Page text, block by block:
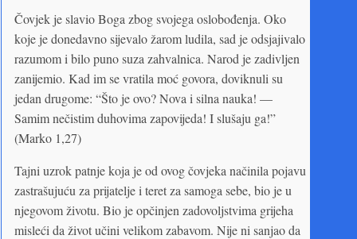
Čovjek je slavio Boga zbog svojega oslobođenja. Oko
koje je donedavno sijevalo žarom ludila, sad je odsjajivalo
razumom i bilo puno suza zahvalnica. Narod je zadivljen
zanijemio. Kad im se vratila moć govora, doviknuli su
jedan drugome: “Što je ovo? Nova i silna nauka! —
Samim nečistim duhovima zapovijeda! I slušaju ga!”
(Marko 1,27)
Tajni uzrok patnje koja je od ovog čovjeka načinila pojavu
zastrašujuću za prijatelje i teret za samoga sebe, bio je u
njegovom životu. Bio je opčinjen zadovoljstvima grijeha
misleći da život učini velikom zabavom. Nije ni sanjao da